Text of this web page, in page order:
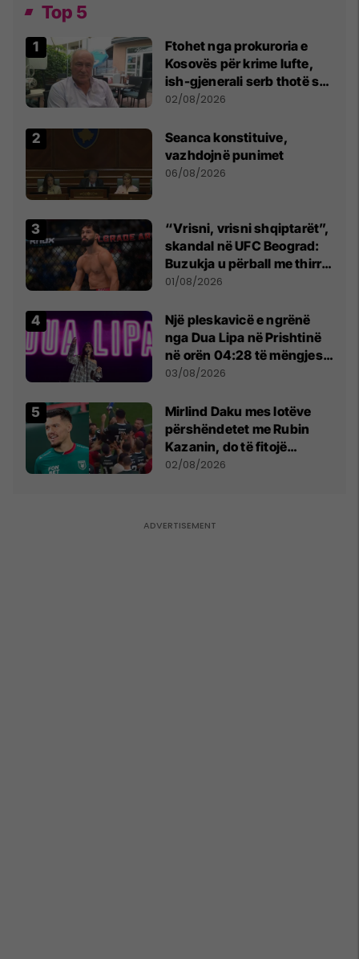
Top 5
Ftohet nga prokuroria e
Kosovës për krime lufte,
ish-gjenerali serb thotë se
dikush e tradhtoi në
02/08/2026
Seanca konstituive,
vazhdojnë punimet
06/08/2026
“Vrisni, vrisni shqiptarët”,
skandal në UFC Beograd:
Buzukja u përball me thirrje
anti-shqiptare nga
01/08/2026
Një pleskavicë e ngrënë
nga Dua Lipa në Prishtinë
në orën 04:28 të mëngjesit
- dhe bota digjitale serbe
03/08/2026
Mirlind Daku mes lotëve
përshëndetet me Rubin
Kazanin, do të fitojë
miliona te Spartak Moska
02/08/2026